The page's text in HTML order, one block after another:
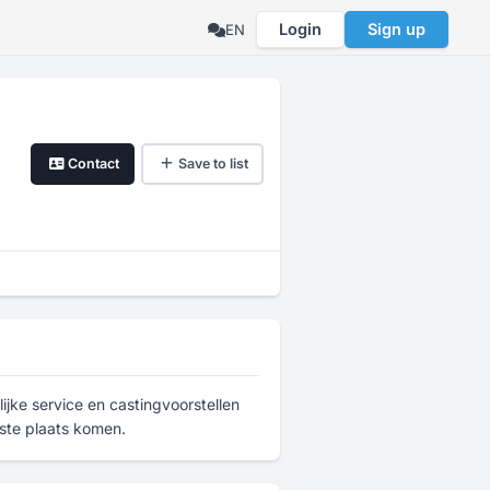
EN Login Sign up
Contact Save to list
service en castingvoorstellen
plaats komen.